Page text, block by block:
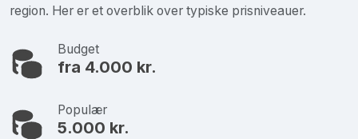
region. Her er et overblik over typiske prisniveauer.
Budget
fra 4.000 kr.
Populær
5.000 kr.